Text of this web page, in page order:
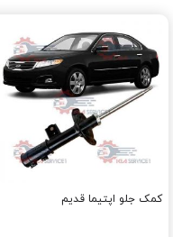
کمک جلو اپتيما قديم